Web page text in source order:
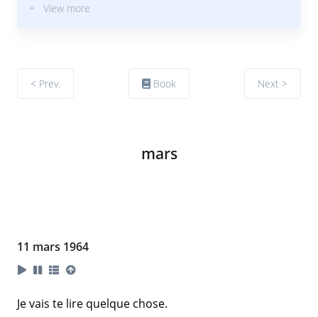
+ View more
< Prev. Book Next >
mars
11 mars 1964
Je vais te lire quelque chose.